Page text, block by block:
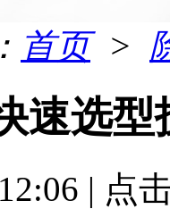
首页>
速选
| 点